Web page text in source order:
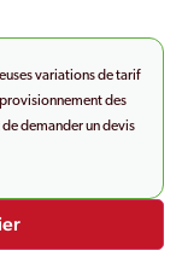
variations de tarif
des
demander un devis